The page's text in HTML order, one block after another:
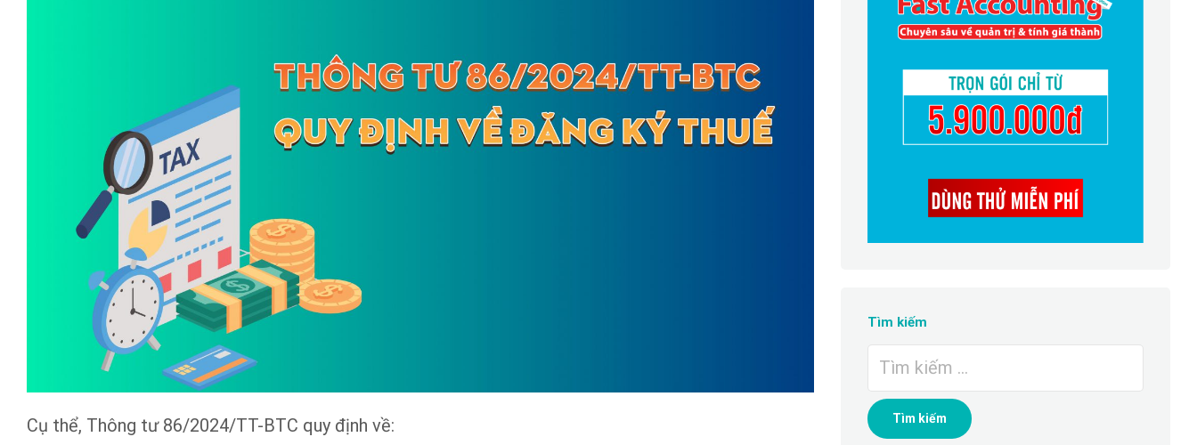
Cụ thể, Thông tư 86/2024/TT-BTC quy định về:
Tìm kiếm